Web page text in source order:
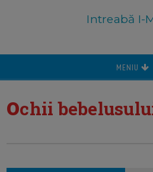
Intreabă I-
MENIU
ochii